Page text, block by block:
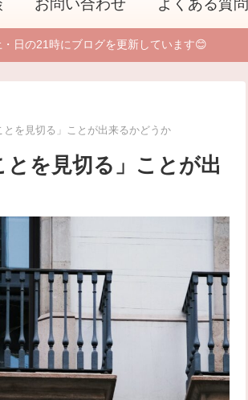
お問い合わせ よくある質問
日の21時にブログを更新しています😊
を見切る」ことが出来るかどうか
を見切る」ことが出